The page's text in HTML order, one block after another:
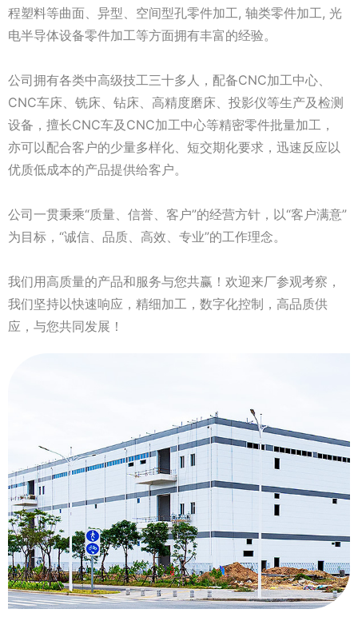
程塑料等曲面、异型、空间型孔零件加工, 轴类零件加工, 光
电半导体设备零件加工等方面拥有丰富的经验。
公司拥有各类中高级技工三十多人，配备CNC加工中心、
CNC车床、铣床、钻床、高精度磨床、投影仪等生产及检测
设备，擅长CNC车及CNC加工中心等精密零件批量加工，
亦可以配合客户的少量多样化、短交期化要求，迅速反应以
优质低成本的产品提供给客户。
公司一贯秉乘“质量、信誉、客户”的经营方针，以“客户满意”
为目标，“诚信、品质、高效、专业”的工作理念。
我们用高质量的产品和服务与您共赢！欢迎来厂参观考察，
我们坚持以快速响应，精细加工，数字化控制，高品质供
应，与您共同发展！